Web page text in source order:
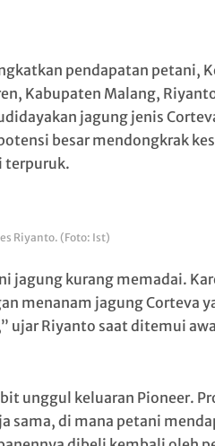
pendapatan petani,
Kabupaten Malang,
jagung jenis
besar mendongkrak
terpuruk.
Riyanto. (Foto: Ist)
jagung kurang memadai.
menanam jagung Corteva
ujar Riyanto saat ditemui
unggul keluaran Pioneer.
sama, di mana petani